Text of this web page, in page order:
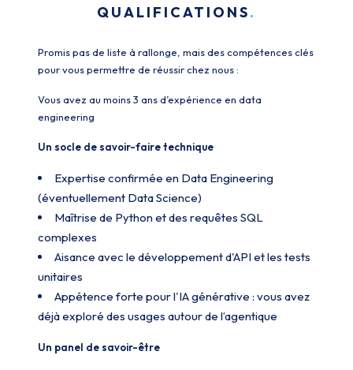
QUALIFICATIONS
Promis pas de liste à rallonge, mais des compétences clés
pour vous permettre de réussir chez nous :
Vous avez au moins 3 ans d’expérience en data
engineering
Un socle de savoir-faire technique
Expertise confirmée en Data Engineering
(éventuellement Data Science)
Maîtrise de Python et des requêtes SQL
complexes
Aisance avec le développement d'API et les tests
unitaires
Appétence forte pour l'IA générative : vous avez
déjà exploré des usages autour de l’agentique
Un panel de savoir-être